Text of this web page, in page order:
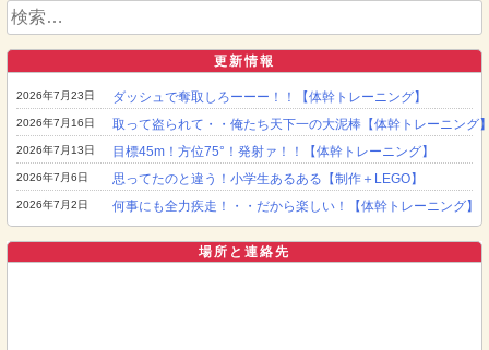
検
索:
更新情報
ダッシュで奪取しろーーー！！【体幹トレーニング】
2026年7月23日
取って盗られて・・俺たち天下一の大泥棒【体幹トレーニング
2026年7月16日
目標45m！方位75°！発射ァ！！【体幹トレーニング】
2026年7月13日
思ってたのと違う！小学生あるある【制作＋LEGO】
2026年7月6日
何事にも全力疾走！・・だから楽しい！【体幹トレーニング】
2026年7月2日
場所と連絡先